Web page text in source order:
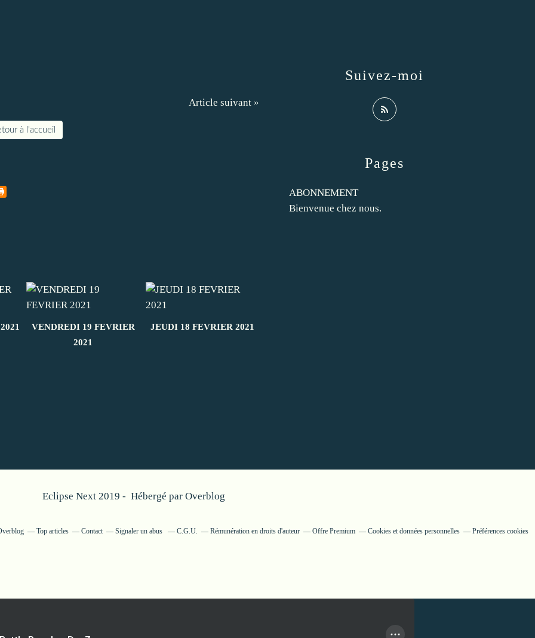
Article suivant »
à l'accueil
VENDREDI 19 FEVRIER
2021
JEUDI 18 FEVRIER 2021
Pages
ABONNEMENT
Bienvenue chez nous.
Suivez-moi
Eclipse Next 2019 - Hébergé par Overblog
Top articles Contact Signaler un abus C.G.U. Rémunération en droits d'auteur Offre Premium Cookies et données personnelles Préférences cookies